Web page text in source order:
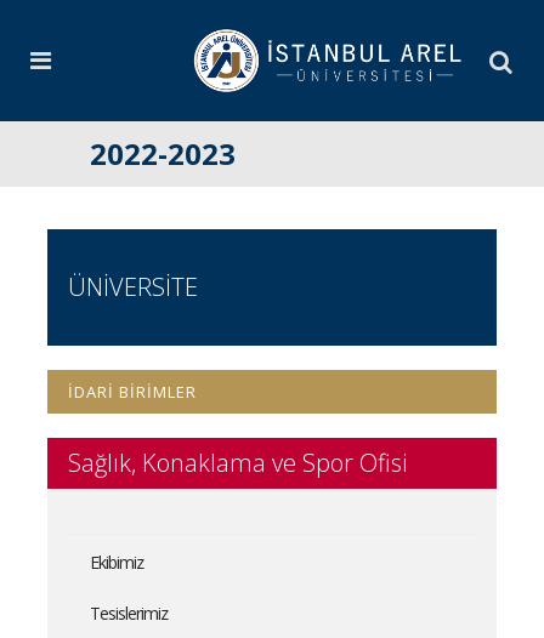
2022-2023
ÜNİVERSİTE
İDARİ BİRİMLER
Sağlık, Konaklama ve Spor Ofisi
Ekibimiz
Tesislerimiz